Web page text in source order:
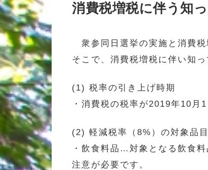
消費税増税に伴う知
衆参同日選挙の実施と消費税
そこで、消費税増税に伴い知
(1) 税率の引き上げ時期
・消費税の税率が2019年10月
(2) 軽減税率（8%）の対象品
・飲食料品…対象となる飲食
注意が必要です。